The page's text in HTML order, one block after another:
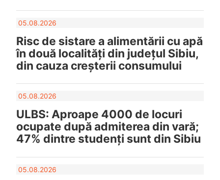
05.08.2026
Risc de sistare a alimentării cu apă
în două localități din județul Sibiu,
din cauza creșterii consumului
05.08.2026
ULBS: Aproape 4000 de locuri
ocupate după admiterea din vară;
47% dintre studenți sunt din Sibiu
05.08.2026